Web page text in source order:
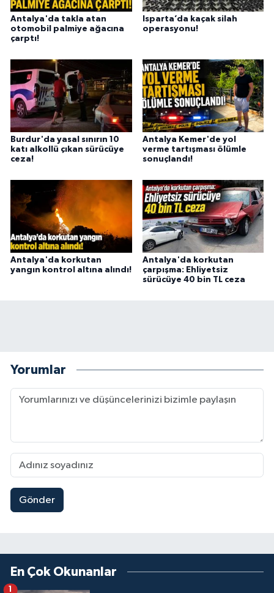
Antalya'da takla atan
otomobil palmiye ağacına
çarptı!
Isparta’da kaçak silah
operasyonu!
Burdur'da yasal sınırın 10
katı alkollü çıkan sürücüye
ceza!
Antalya Kemer'de yol
verme tartışması ölümle
sonuçlandı!
Antalya'da korkutan
yangın kontrol altına alındı!
Antalya'da korkutan
çarpışma: Ehliyetsiz
sürücüye 40 bin TL ceza
Yorumlar
Gönder
En Çok Okunanlar
1